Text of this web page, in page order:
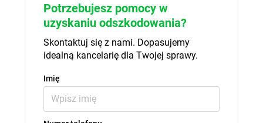
Potrzebujesz pomocy w
uzyskaniu odszkodowania?
Skontaktuj się z nami. Dopasujemy
idealną kancelarię dla Twojej sprawy.
Imię